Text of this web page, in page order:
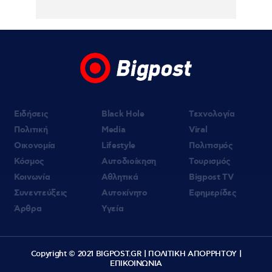
Ειδήσεις
Πολιτική
Οικονομία
Κόσμος
Κοινωνία
Συνεντεύξεις
Άρθρα
Black Hole
Media
Lifestyle
Αυτοδιοίκηση
Αθλητικά
Αυτοκίνητο
Υγεία
Τεχνολογία
Viral
Πολιτισμός
Τουρισμός
Bigpost TV
Εφημερίδες
Copyright © 2021 BIGPOST.GR | ΠΟΛΙΤΙΚΗ ΑΠΟΡΡΗΤΟΥ|
ΕΠΙΚΟΙΝΩΝΙΑ